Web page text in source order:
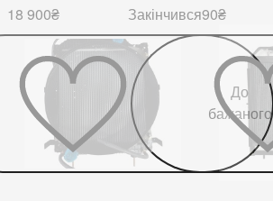
18 900₴ Закінчився90₴
До
бажаного